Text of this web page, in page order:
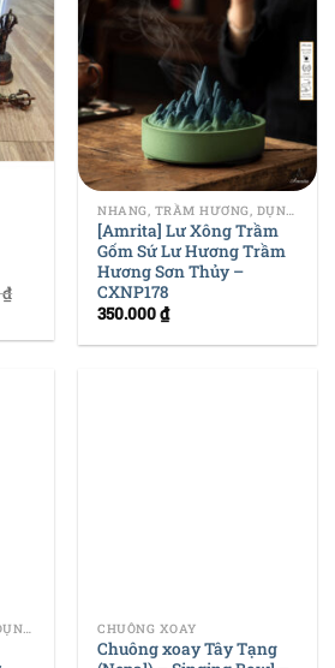
₫
NHANG, TRẦM HƯƠNG, DỤNG CỤ ĐỐT TRẦM
[Amrita] Lư Xông Trầm
Gốm Sứ Lư Hương Trầm
Hương Sơn Thủy –
CXNP178
350.000₫
NHANG, TRẦM HƯƠNG, DỤNG CỤ ĐỐT TRẦM CHUÔNG XOAY
Chuông xoay Tây Tạng